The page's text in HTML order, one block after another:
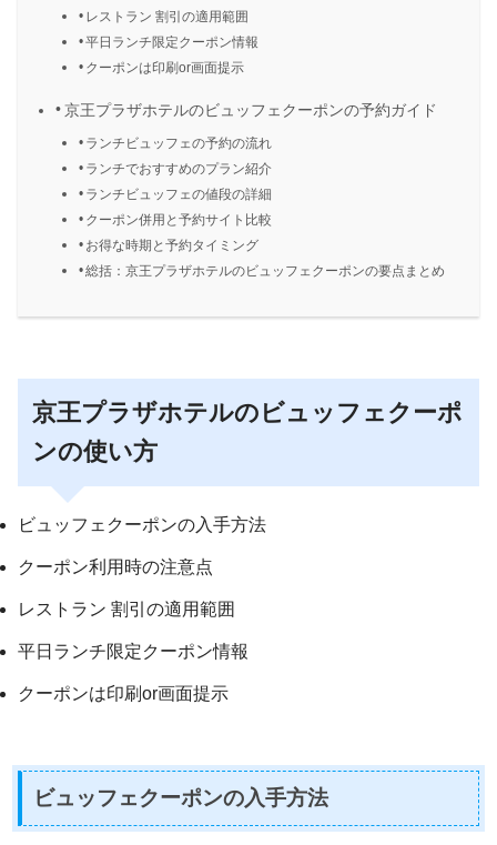
レストラン 割引の適用範囲
平日ランチ限定クーポン情報
クーポンは印刷or画面提示
京王プラザホテルのビュッフェクーポンの予約ガイド
ランチビュッフェの予約の流れ
ランチでおすすめのプラン紹介
ランチビュッフェの値段の詳細
クーポン併用と予約サイト比較
お得な時期と予約タイミング
総括：京王プラザホテルのビュッフェクーポンの要点まとめ
京王プラザホテルのビュッフェクーポ
ンの使い方
ビュッフェクーポンの入手方法
クーポン利用時の注意点
レストラン 割引の適用範囲
平日ランチ限定クーポン情報
クーポンは印刷or画面提示
ビュッフェクーポンの入手方法